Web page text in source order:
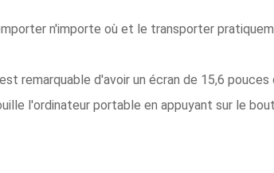
n'importe où et le transporter
remarquable d'avoir un écran de 15,6
l'ordinateur portable en appuyant sur le